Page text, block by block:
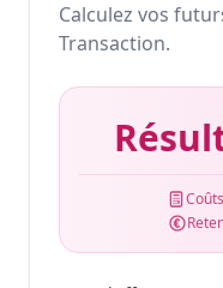
Calculez vos
Transaction.